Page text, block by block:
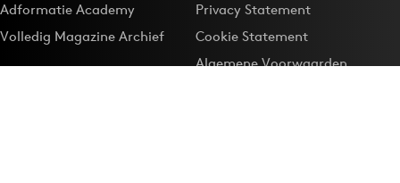
Adformatie Academy
Volledig Magazine Archief
Privacy Statement
Cookie Statement
Algemene Voorwaarden